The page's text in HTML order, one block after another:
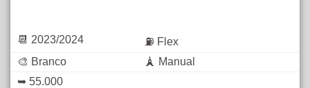
📆 2023/2024
⛽ Flex
🎨 Branco
🗼 Manual
➥ 55.000